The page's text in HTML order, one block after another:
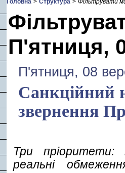
Головна > Структура > Фільтрувати
П'ятниця,
П'ятниця, 08
Санкційний
звернення
Три пріоритети:
реальні